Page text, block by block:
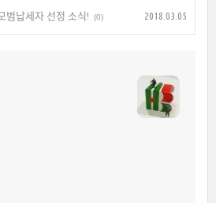
범납세자 선정 소식! (0) 2018.03.05